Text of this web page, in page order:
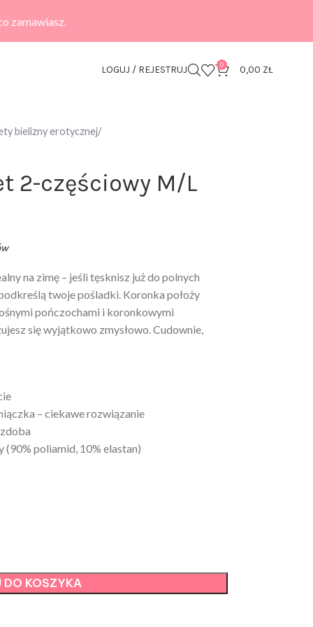
zamawiasz.
LOGUJ / REJESTRUJ 0 0,00 ZŁ
bielizny erotycznej
2-częściowy M/L
na zimę – jeśli tęsknisz już do polnych
twoje pośladki. Koronka położy
pończochami i koronkowymi
się wyjątkowo zmysłowo. Cudownie,
– ciekawe rozwiązanie
(90% poliamid, 10% elastan)
DO KOSZYKA